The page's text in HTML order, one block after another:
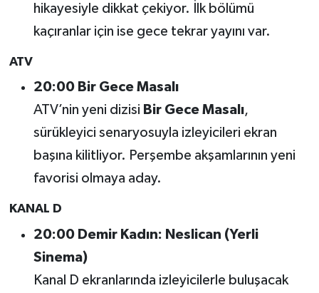
hikayesiyle dikkat çekiyor. İlk bölümü
kaçıranlar için ise gece tekrar yayını var.
ATV
20:00 Bir Gece Masalı
ATV’nin yeni dizisi Bir Gece Masalı,
sürükleyici senaryosuyla izleyicileri ekran
başına kilitliyor. Perşembe akşamlarının yeni
favorisi olmaya aday.
KANAL D
20:00 Demir Kadın: Neslican (Yerli
Sinema)
Kanal D ekranlarında izleyicilerle buluşacak
Teknoloji Haberleri
Dünya Haberleri
Yerel Haberler
Haber Arşivi